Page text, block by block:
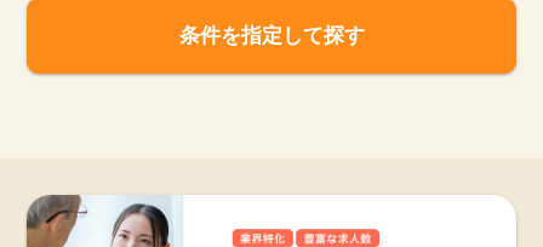
条件を指定して探す